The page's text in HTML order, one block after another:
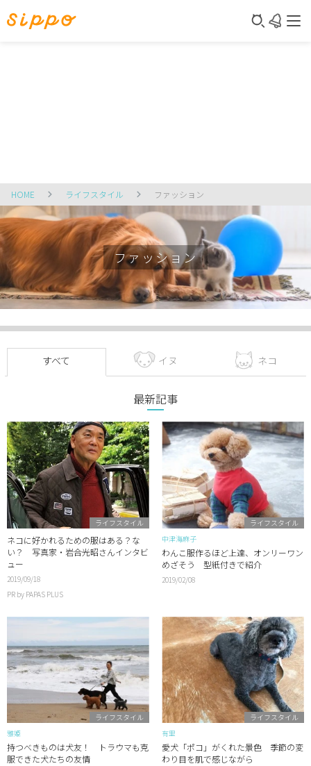
HOME ライフスタイル ファッション
ファッション
すべて イヌ ネコ
最新記事
ライフスタイル
ネコに好かれるための服はある？な
い？ 写真家・岩合光昭さんインタビ
ュー
2019/09/18
PR by PAPAS PLUS
ライフスタイル
中津海麻子
わんこ服作るほど上達、オンリーワン
めざそう 型紙付きで紹介
2019/02/08
ライフスタイル
雅姫
持つべきものは犬友！ トラウマも克
服できた犬たちの友情
ライフスタイル
有里
愛犬「ポコ」がくれた景色 季節の変
わり目を肌で感じながら